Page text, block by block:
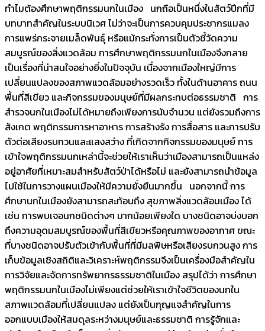
ทำไมต้องศึกษาพฤติกรรมนกในเมือง นกถือเป็นหนึ่งในสัตว์ปีกที่มี
บทบาทสำคัญในระบบนิเวศ ไม่ว่าจะเป็นการควบคุมประชากรแมลง
การแพร่กระจายเมล็ดพันธุ์ หรือแม้กระทั่งการเป็นตัวชี้วัดความ
สมบูรณ์ของสิ่งแวดล้อม การศึกษาพฤติกรรมนกในเมืองจึงกลาย
เป็นเรื่องที่น่าสนใจอย่างยิ่งในปัจจุบัน เนื่องจากเมืองใหญ่มีการ
เปลี่ยนแปลงของสภาพแวดล้อมอย่างรวดเร็ว ทั้งในด้านอาคาร ถนน
พื้นที่สีเขียว และกิจกรรมของมนุษย์ที่มีผลกระทบต่อธรรมชาติ การ
สำรวจนกในเมืองไม่ได้หมายถึงเพียงการนับจำนวน แต่ยังรวมถึงการ
สังเกต พฤติกรรมการหาอาหาร การสร้างรัง การสื่อสาร และการปรับ
ตัวต่อเสียงรบกวนและแสงสว่าง ที่เกิดจากกิจกรรมของมนุษย์ การ
เข้าใจพฤติกรรมนกเหล่านี้จะช่วยให้เราเห็นว่าเมืองสามารถเป็นแหล่ง
อยู่อาศัยที่เหมาะสมสำหรับสัตว์ป่าได้หรือไม่ และยังสามารถนำข้อมูล
ไปใช้ในการวางแผนเมืองให้มีความยั่งยืนมากขึ้น นอกจากนี้ การ
ศึกษานกในเมืองยังสามารถสะท้อนถึง สุขภาพสิ่งแวดล้อมเมือง ได้
เช่น การพบเจอนกชนิดต่างๆ มากน้อยเพียงใด บางชนิดอาจบ่งบอก
ถึงความอุดมสมบูรณ์ของพื้นที่สีเขียวหรือคุณภาพของอากาศ ขณะ
ที่บางชนิดอาจปรับตัวเข้ากับพื้นที่ที่มีมลพิษหรือเสียงรบกวนสูง การ
เก็บข้อมูลเชิงสถิติและวิเคราะห์พฤติกรรมจึงเป็นเครื่องมือสำคัญใน
การวิจัยและจัดการทรัพยากรธรรมชาติในเมือง สรุปได้ว่า การศึกษา
พฤติกรรมนกในเมืองไม่เพียงแต่ช่วยให้เราเข้าใจชีวิตของนกใน
สภาพแวดล้อมที่เปลี่ยนแปลง แต่ยังเป็นกุญแจสำคัญในการ
ออกแบบเมืองให้สมดุลระหว่างมนุษย์และธรรมชาติ การรู้จักและ